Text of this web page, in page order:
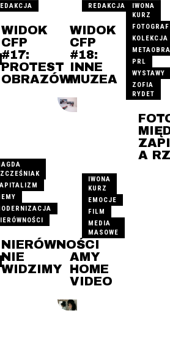
WIDOK
CFP
#17:
PROTEST
OBRAZÓW
REDAKCJA
WIDOK
CFP
#18:
INNE
MUZEA
IWONA
KURZ
KOLEKCJA
PRL
WYSTAWY
ZOFIA
RYDET
A
NIERÓWNOŚCI
NIE
WIDZIMY
IWONA
KURZ
EMOCJE
FILM
MEDIA
MASOWE
AMY
HOME
VIDEO